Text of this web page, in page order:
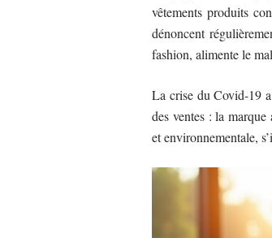
vêtements produits
dénoncent
fashion, alimente le
La crise du Covid-19
des ventes : la
et environnementale,